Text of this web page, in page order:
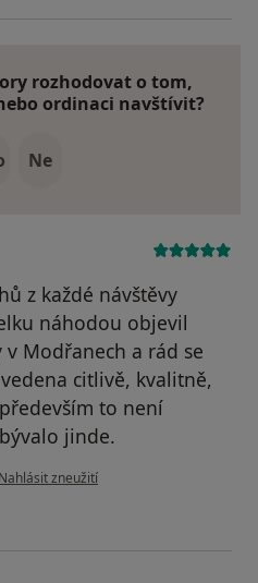
rozhodovat o tom,
ordinaci navštívit?
Ne
z každé návštěvy
náhodou objevil
Modřanech a rád se
citlivě, kvalitně,
to není
jinde.
podle názoru uživatele PF
Nahlásit zneužití